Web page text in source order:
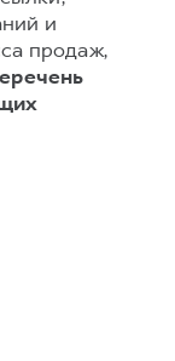
и
продаж,